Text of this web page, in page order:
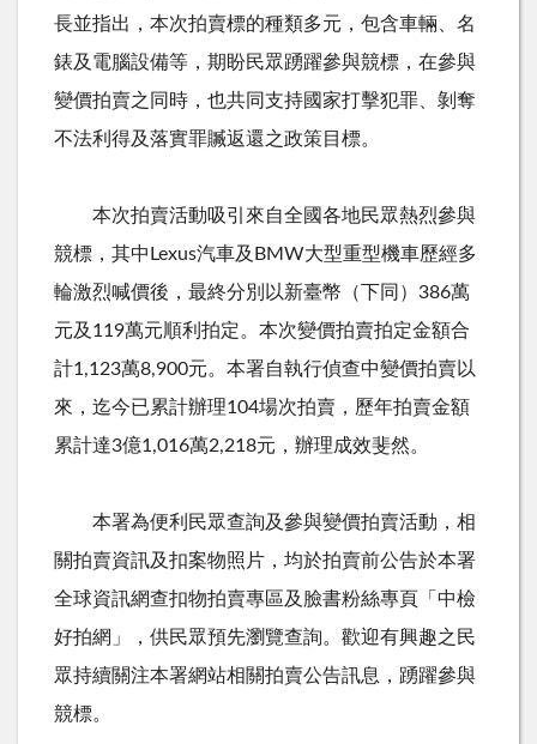
長並指出，本次拍賣標的種類多元，包含車輛、名
錶及電腦設備等，期盼民眾踴躍參與競標，在參與
變價拍賣之同時，也共同支持國家打擊犯罪、剝奪
不法利得及落實罪贓返還之政策目標。
本次拍賣活動吸引來自全國各地民眾熱烈參與
競標，其中 Lexus汽車及 BMW大型重型機車歷經多
輪激烈喊價後，最終分別以新臺幣（下同） 386萬
元及 119萬元順利拍定。本次變價拍賣拍定金額合
計1,123萬8,900元。本署自執行偵查中變價拍賣以
來，迄今已累計辦理104場次拍賣，歷年拍賣金額
累計達3億1,016萬2,218元，辦理成效斐然。
本署為便利民眾查詢及參與變價拍賣活動，相
關拍賣資訊及扣案物照片，均於拍賣前公告於本署
全球資訊網查扣物拍賣專區及臉書粉絲專頁「中檢
好拍網」，供民眾預先瀏覽查詢。歡迎有興趣之民
眾持續關注本署網站相關拍賣公告訊息，踴躍參與
競標。